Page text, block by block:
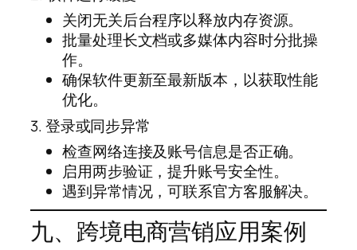
关闭无关后台程序以释放内存资源。
批量处理长文档或多媒体内容时分批操
作。
确保软件更新至最新版本，以获取性能
优化。
3. 登录或同步异常
检查网络连接及账号信息是否正确。
启用两步验证，提升账号安全性。
遇到异常情况，可联系官方客服解决。
九、跨境电商营销应用案例